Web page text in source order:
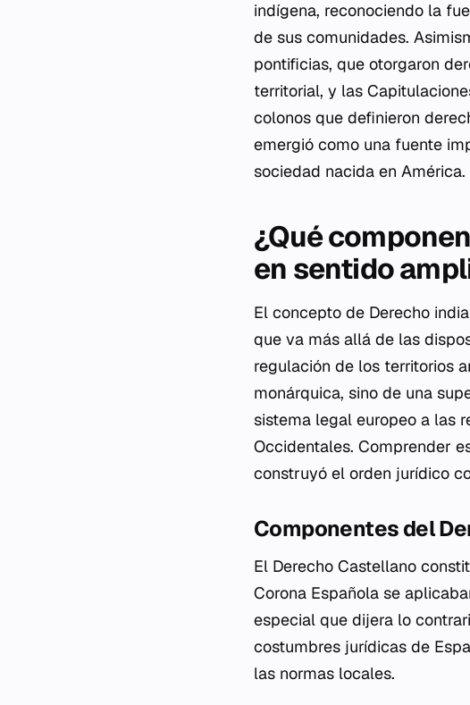
indígena, reconociendo la
de sus comunidades.
pontificias, que otorgaron
territorial, y las
colonos que definieron
emergió como una fuente
sociedad nacida en América.
¿Qué
en sentido
El concepto de Derecho
que va más allá de las
regulación de los territorios
monárquica, sino de una
sistema legal europeo a las
Occidentales. Comprender
construyó el orden jurídico
Componentes del
El Derecho Castellano
Corona Española se
especial que dijera lo
costumbres jurídicas de
las normas locales.